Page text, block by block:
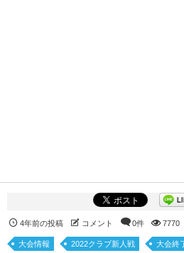
4年前の投稿 コメント 0件 7770
大会情報 2022クラブ新人戦 大会終